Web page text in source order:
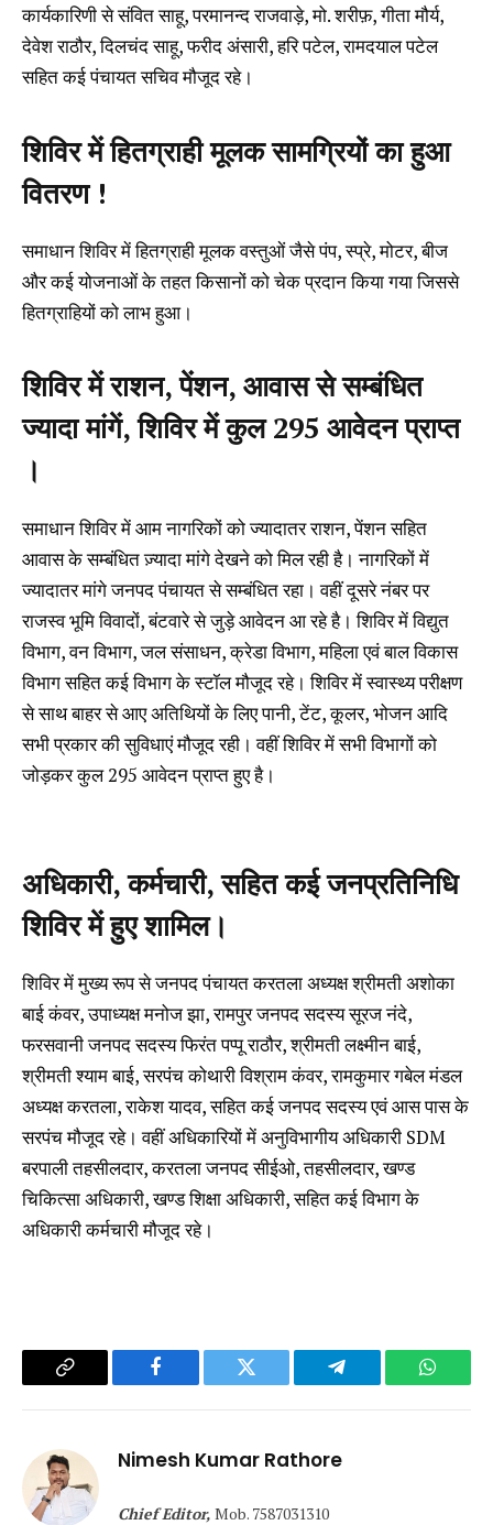
कार्यकारिणी से संवित साहू, परमानन्द राजवाड़े, मो. शरीफ़, गीता मौर्य,
देवेश राठौर, दिलचंद साहू, फरीद अंसारी, हरि पटेल, रामदयाल पटेल
सहित कई पंचायत सचिव मौजूद रहे।
शिविर में हितग्राही मूलक सामग्रियों का हुआ
वितरण !
समाधान शिविर में हितग्राही मूलक वस्तुओं जैसे पंप, स्प्रे, मोटर, बीज
और कई योजनाओं के तहत किसानों को चेक प्रदान किया गया जिससे
हितग्राहियों को लाभ हुआ।
शिविर में राशन, पेंशन, आवास से सम्बंधित
ज्यादा मांगें, शिविर में कुल 295 आवेदन प्राप्त
।
समाधान शिविर में आम नागरिकों को ज्यादातर राशन, पेंशन सहित
आवास के सम्बंधित ज़्यादा मांगे देखने को मिल रही है। नागरिकों में
ज्यादातर मांगे जनपद पंचायत से सम्बंधित रहा। वहीं दूसरे नंबर पर
राजस्व भूमि विवादों, बंटवारे से जुड़े आवेदन आ रहे है। शिविर में विद्युत
विभाग, वन विभाग, जल संसाधन, क्रेडा विभाग, महिला एवं बाल विकास
विभाग सहित कई विभाग के स्टॉल मौजूद रहे। शिविर में स्वास्थ्य परीक्षण
से साथ बाहर से आए अतिथियों के लिए पानी, टेंट, कूलर, भोजन आदि
सभी प्रकार की सुविधाएं मौजूद रही। वहीं शिविर में सभी विभागों को
जोड़कर कुल 295 आवेदन प्राप्त हुए है।
अधिकारी, कर्मचारी, सहित कई जनप्रतिनिधि
शिविर में हुए शामिल।
शिविर में मुख्य रूप से जनपद पंचायत करतला अध्यक्ष श्रीमती अशोका
बाई कंवर, उपाध्यक्ष मनोज झा, रामपुर जनपद सदस्य सूरज नंदे,
फरसवानी जनपद सदस्य फिरंत पप्पू राठौर, श्रीमती लक्ष्मीन बाई,
श्रीमती श्याम बाई, सरपंच कोथारी विश्राम कंवर, रामकुमार गबेल मंडल
अध्यक्ष करतला, राकेश यादव, सहित कई जनपद सदस्य एवं आस पास के
सरपंच मौजूद रहे। वहीं अधिकारियों में अनुविभागीय अधिकारी SDM
बरपाली तहसीलदार, करतला जनपद सीईओ, तहसीलदार, खण्ड
चिकित्सा अधिकारी, खण्ड शिक्षा अधिकारी, सहित कई विभाग के
अधिकारी कर्मचारी मौजूद रहे।
Copy
Facebook Twitter Telegram
Nimesh Kumar Rathore
Chief Editor, Mob. 7587031310